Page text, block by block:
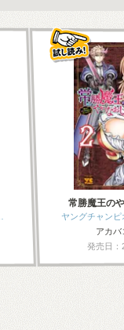
常勝魔王の
ヤングチャンピ
アカバ
発売日：